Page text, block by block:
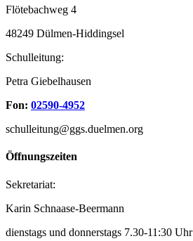
Flötebachweg 4
48249 Dülmen-Hiddingsel
Schulleitung:
Petra Giebelhausen
Fon: 02590-4952
schulleitung@ggs.duelmen.org
Öffnungszeiten
Sekretariat:
Karin Schnaase-Beermann
dienstags und donnerstags 7.30-11:30 Uhr